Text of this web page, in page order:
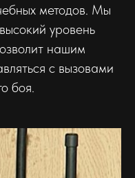
методов. Мы
уровень
нашим
с вызовами
боя.